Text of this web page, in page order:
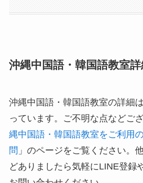
沖縄中国語・韓国語教室詳
沖縄中国語・韓国語教室の詳細
っています。ご不明な点などご
縄中国語・韓国語教室をご利用
問 」のページをご覧ください。
どありましたら気軽にLINE登録